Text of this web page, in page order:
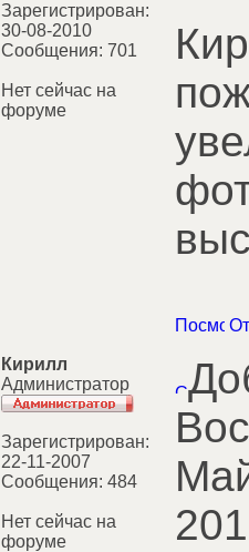
Зарегистрирован:
30-08-2010
Сообщения: 701
Нет сейчас на
форуме
Кирилл
Администратор
Зарегистрирован:
22-11-2007
Сообщения: 484
Нет сейчас на
форуме